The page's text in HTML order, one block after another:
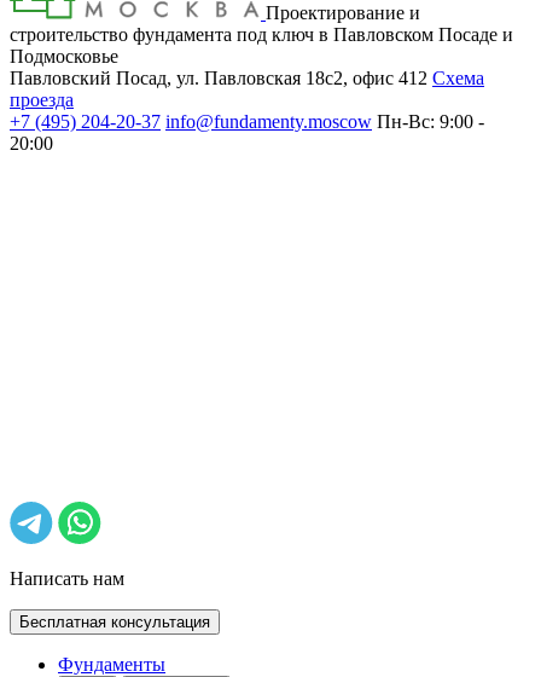
Проектирование и
строительство фундамента под ключ в Павловском Посаде и
Подмосковье
Павловский Посад, ул. Павловская 18с2, офис 412 Cхема
проезда
+7 (495) 204-20-37 info@fundamenty.moscow Пн-Вс: 9:00 -
20:00
Написать нам
Бесплатная консультация
Фундаменты